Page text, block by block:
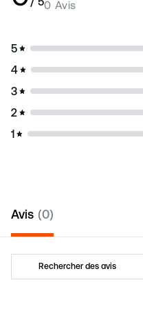
0 Avis
5
4
3
2
1
Avis 0